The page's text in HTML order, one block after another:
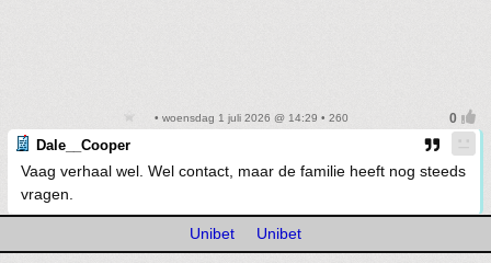
• woensdag 1 juli 2026 @ 14:29 • 260
Dale__Cooper
Vaag verhaal wel. Wel contact, maar de familie heeft nog steeds
vragen.
Unibet Unibet